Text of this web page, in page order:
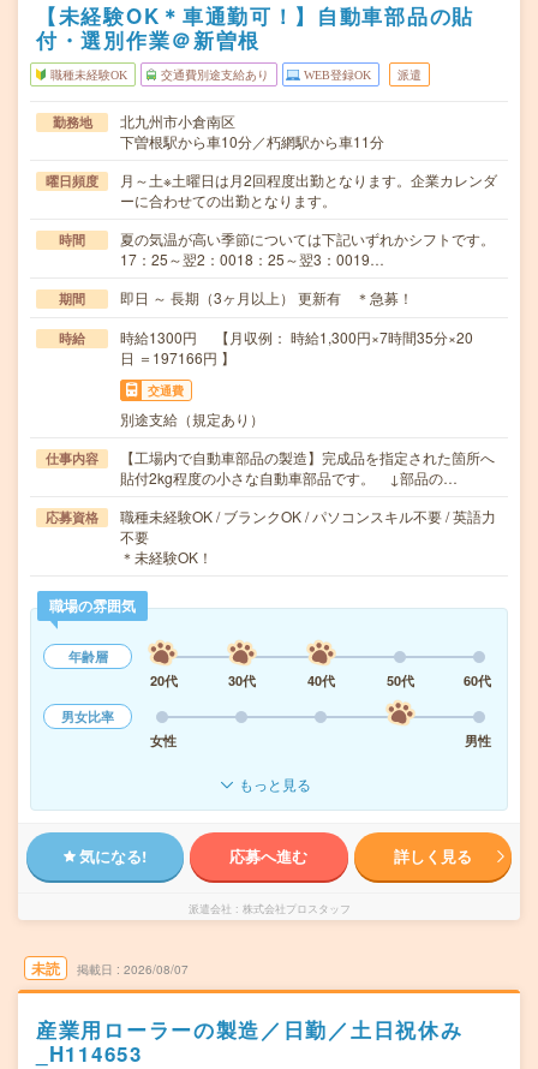
【未経験OK＊車通勤可！】自動車部品の貼
付・選別作業＠新曽根
職種未経験OK 交通費別途支給あり WEB登録OK 派遣
勤務地
北九州市小倉南区
下曽根駅から車10分／朽網駅から車11分
曜日頻度
月～土※土曜日は月2回程度出勤となります。企業カレンダ
ーに合わせての出勤となります。
時間
夏の気温が高い季節については下記いずれかシフトです。
17：25～翌2：0018：25～翌3：0019…
期間 即日 ～ 長期（3ヶ月以上） 更新有 ＊急募！
時給
時給1300円 【月収例： 時給1,300円×7時間35分×20
日 ＝197166円 】
交通費
別途支給（規定あり）
仕事内容
【工場内で自動車部品の製造】完成品を指定された箇所へ
貼付2kg程度の小さな自動車部品です。 ↓部品の…
応募資格
職種未経験OK / ブランクOK / パソコンスキル不要 / 英語力
不要
＊未経験OK！
職場の雰囲気
年齢層
20代
30代 40代 50代
60代
男女比率
女性
男性
もっと見る
気になる! 応募へ進む 詳しく見る
派遣会社 株式会社プロスタッフ
未読 掲載日 2026/08/07
産業用ローラーの製造／日勤／土日祝休み
_H114653